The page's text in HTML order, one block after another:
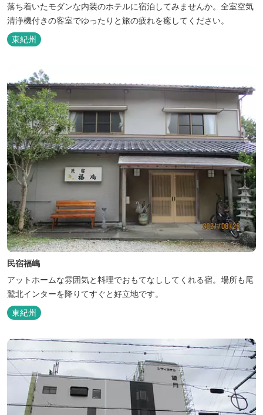
落ち着いたモダンな内装のホテルに宿泊してみませんか。全室空気
清浄機付きの客室でゆったりと旅の疲れを癒してください。
東紀州
民宿福嶋
アットホームな雰囲気と料理でおもてなししてくれる宿。場所も尾
鷲北インターを降りてすぐと好立地です。
東紀州